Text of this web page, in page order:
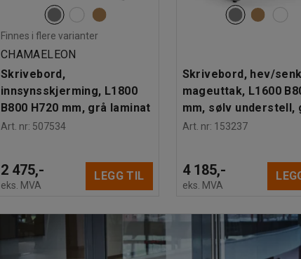
Finnes i flere varianter
CHAMAELEON
Skrivebord,
innsynsskjerming, L1800
B800 H720 mm, grå laminat
Art. nr: 507534
2 475,-
eks. MVA
LEGG TIL
Skrivebord, hev/
mageuttak, L1600
mm, sølv understell,
Art. nr: 153237
4 185,-
eks. MVA